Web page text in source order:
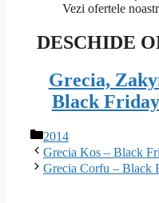
Vezi ofertele
DESCHIDE
Grecia,
Black
Categorii
2014
Grecia Kos – Black
Grecia Corfu – Black